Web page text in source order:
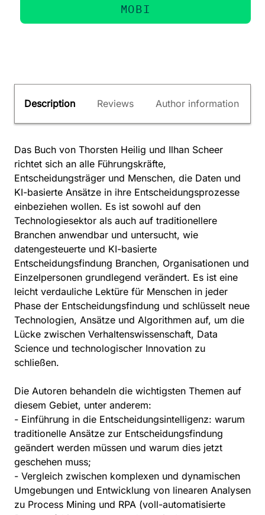
MOBI
Description Reviews Author information
Das Buch von Thorsten Heilig und Ilhan Scheer
richtet sich an alle Führungskräfte,
Entscheidungsträger und Menschen, die Daten und
KI-basierte Ansätze in ihre Entscheidungsprozesse
einbeziehen wollen. Es ist sowohl auf den
Technologiesektor als auch auf traditionellere
Branchen anwendbar und untersucht, wie
datengesteuerte und KI-basierte
Entscheidungsfindung Branchen, Organisationen und
Einzelpersonen grundlegend verändert. Es ist eine
leicht verdauliche Lektüre für Menschen in jeder
Phase der Entscheidungsfindung und schlüsselt neue
Technologien, Ansätze und Algorithmen auf, um die
Lücke zwischen Verhaltenswissenschaft, Data
Science und technologischer Innovation zu
schließen.
Die Autoren behandeln die wichtigsten Themen auf
diesem Gebiet, unter anderem:
- Einführung in die Entscheidungsintelligenz: warum
traditionelle Ansätze zur Entscheidungsfindung
geändert werden müssen und warum dies jetzt
geschehen muss;
- Vergleich zwischen komplexen und dynamischen
Umgebungen und Entwicklung von linearen Analysen
zu Process Mining und RPA (voll-automatisierte